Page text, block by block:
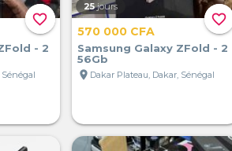
favorite_border
- 2
favorite_border
25 jours
570 000 CFA
Samsung Galaxy ZFold - 2
56Gb
location_on Dakar Plateau, Dakar, Sénégal